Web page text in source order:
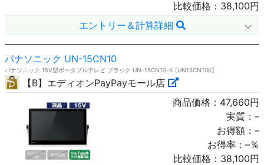
比較価格： 38,100円
エントリー＆計算詳細
パナソニック UN-15CN10
パナソニック 15V型ポータブルテレビ ブラック UN-15CN10-K [UN15CN10K]
【B】エディオンPayPayモール店
商品価格： 47,660円
実質： –
お得額： –
お得率： –％
比較価格： 38,100円